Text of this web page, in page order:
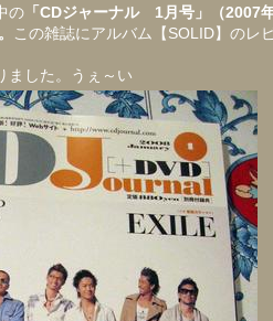
の 「CDジャーナル 1月号」（2007
この雑誌にアルバム【SOLID】のレ
ました。うぇ～い